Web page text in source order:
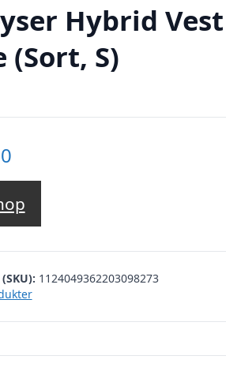
Hybrid Vest
(Sort, S)
1124049362203098273